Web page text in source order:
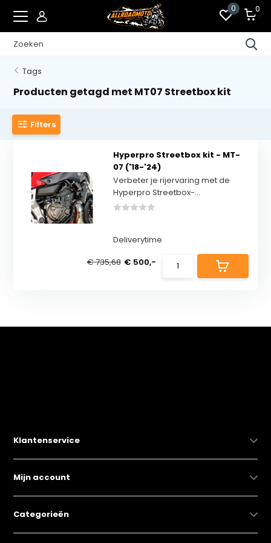
0 0
Tags
Producten getagd met MT07 Streetbox kit
Filters
Hyperpro Streetbox kit - MT-
07 ('18-'24)
Verbeter je rijervaring met de
Hyperpro Streetbox-...
Deliverytime
€ 735,68 € 500,-
Klantenservice
Mijn account
Categorieën